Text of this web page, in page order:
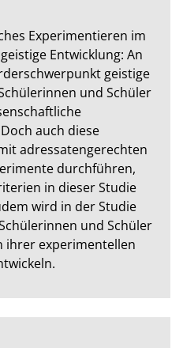
Experimentieren im
Entwicklung: An
geistige
und Schüler
auch diese
adressatengerechten
durchführen,
in dieser Studie
wird in der Studie
und Schüler
ihrer experimentellen